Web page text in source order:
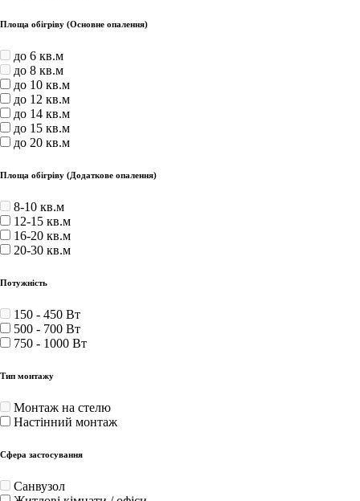
Площа обігріву (Основне опалення)
до 6 кв.м
до 8 кв.м
до 10 кв.м
до 12 кв.м
до 14 кв.м
до 15 кв.м
до 20 кв.м
Площа обігріву (Додаткове опалення)
8-10 кв.м
12-15 кв.м
16-20 кв.м
20-30 кв.м
Потужність
150 - 450 Вт
500 - 700 Вт
750 - 1000 Вт
Тип монтажу
Монтаж на стелю
Настінний монтаж
Сфера застосування
Санвузол